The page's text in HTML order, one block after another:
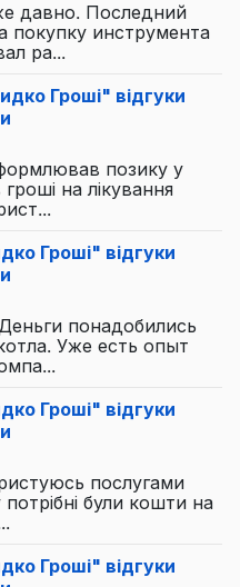
давно. Последний
покупку инструмента
ра...
Гроші" відгуки
позику у
на лікування
Гроші" відгуки
понадобились
Уже есть опыт
Гроші" відгуки
послугами
були кошти на
Гроші" відгуки